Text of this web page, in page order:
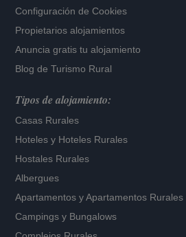
Configuración de Cookies
Propietarios alojamientos
Anuncia gratis tu alojamiento
Blog de Turismo Rural
Tipos de alojamiento:
Casas Rurales
Hoteles y Hoteles Rurales
Hostales Rurales
Albergues
Apartamentos yApartamentos Rurales
Campings y Bungalows